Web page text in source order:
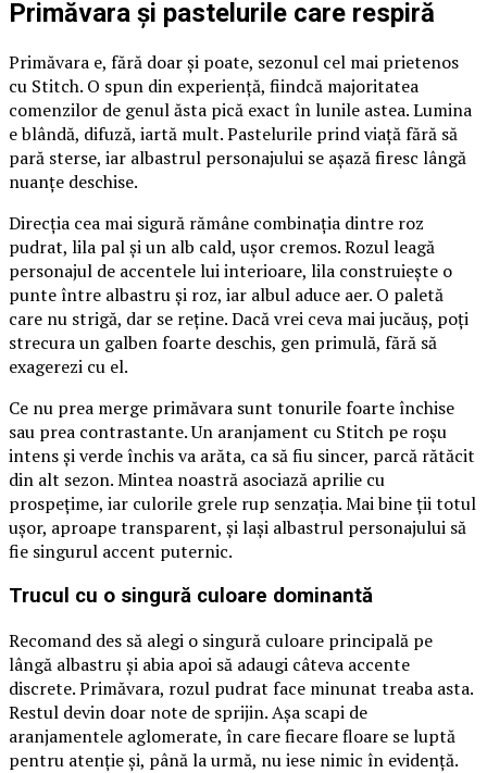
Primăvara și pastelurile care respiră
Primăvara e, fără doar și poate, sezonul cel mai prietenos
cu Stitch. O spun din experiență, fiindcă majoritatea
comenzilor de genul ăsta pică exact în lunile astea. Lumina
e blândă, difuză, iartă mult. Pastelurile prind viață fără să
pară sterse, iar albastrul personajului se așază firesc lângă
nuanțe deschise.
Direcția cea mai sigură rămâne combinația dintre roz
pudrat, lila pal și un alb cald, ușor cremos. Rozul leagă
personajul de accentele lui interioare, lila construiește o
punte între albastru și roz, iar albul aduce aer. O paletă
care nu strigă, dar se reține. Dacă vrei ceva mai jucăuș, poți
strecura un galben foarte deschis, gen primulă, fără să
exagerezi cu el.
Ce nu prea merge primăvara sunt tonurile foarte închise
sau prea contrastante. Un aranjament cu Stitch pe roșu
intens și verde închis va arăta, ca să fiu sincer, parcă rătăcit
din alt sezon. Mintea noastră asociază aprilie cu
prospețime, iar culorile grele rup senzația. Mai bine ții totul
ușor, aproape transparent, și lași albastrul personajului să
fie singurul accent puternic.
Trucul cu o singură culoare dominantă
Recomand des să alegi o singură culoare principală pe
lângă albastru și abia apoi să adaugi câteva accente
discrete. Primăvara, rozul pudrat face minunat treaba asta.
Restul devin doar note de sprijin. Așa scapi de
aranjamentele aglomerate, în care fiecare floare se luptă
pentru atenție și, până la urmă, nu iese nimic în evidență.